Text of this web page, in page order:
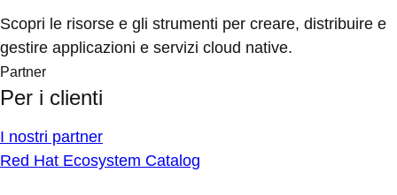
Scopri le risorse e gli strumenti per creare, distribuire e
gestire applicazioni e servizi cloud native.
Partner
Per i clienti
I nostri partner
Red Hat Ecosystem Catalog